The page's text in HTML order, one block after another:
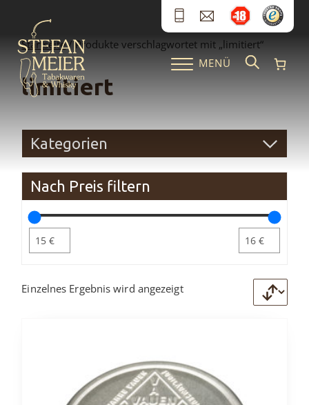
MENÜ
Startseite/ Produkte verschlagwortet mit „limitiert“
limitiert
Kategorien
Nach Preis filtern
Einzelnes Ergebnis wird angezeigt